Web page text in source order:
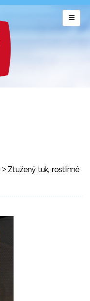
> Ztužený tuk, rostlinné